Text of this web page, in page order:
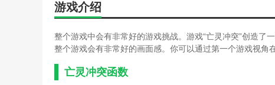
部落冲突打单机攻略大全(部
部落冲突打单机攻略大全(部
格斗冲突攻略游戏攻略(单机
游戏介绍
整个游戏中会有非常好的游戏挑战。游戏“亡灵冲突”创造了
整个游戏会有非常好的画面感。你可以通过第一个游戏视角
亡灵冲突函数